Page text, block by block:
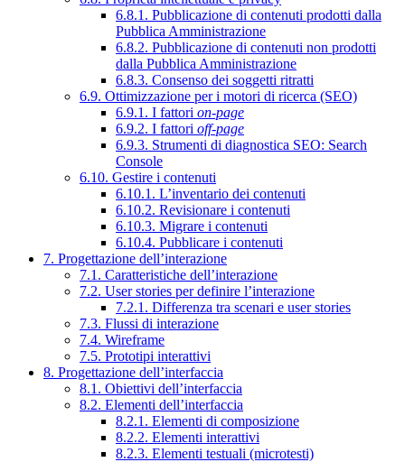
6.8.1. Pubblicazione di contenuti prodotti dalla
Pubblica Amministrazione
6.8.2. Pubblicazione di contenuti non prodotti
dalla Pubblica Amministrazione
6.8.3. Consenso dei soggetti ritratti
6.9. Ottimizzazione per i motori di ricerca (SEO)
6.9.1. I fattori on-page
6.9.2. I fattori off-page
6.9.3. Strumenti di diagnostica SEO: Search
Console
6.10. Gestire i contenuti
6.10.1. L’inventario dei contenuti
6.10.2. Revisionare i contenuti
6.10.3. Migrare i contenuti
6.10.4. Pubblicare i contenuti
7. Progettazione dell’interazione
7.1. Caratteristiche dell’interazione
7.2. User stories per definire l’interazione
7.2.1. Differenza tra scenari e user stories
7.3. Flussi di interazione
7.4. Wireframe
7.5. Prototipi interattivi
8. Progettazione dell’interfaccia
8.1. Obiettivi dell’interfaccia
8.2. Elementi dell’interfaccia
8.2.1. Elementi di composizione
8.2.2. Elementi interattivi
8.2.3. Elementi testuali (microtesti)